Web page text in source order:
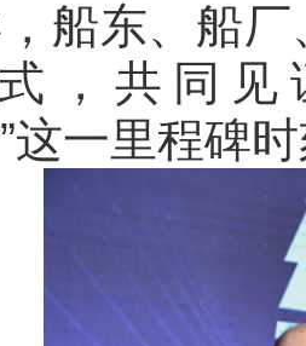
船东、船
，共同
”这一里程碑